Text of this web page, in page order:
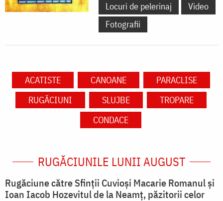
Locuri de pelerinaj
Video
Fotografii
ACATISTE CANOANE
PARACLISE
RUGĂCIUNI
SLUJBE
TROPARE
CONDACE
RUGĂCIUNILE LUNII AUGUST
Rugăciune către Sfinții Cuvioși Macarie Romanul și
Ioan Iacob Hozevitul de la Neamț, păzitorii celor